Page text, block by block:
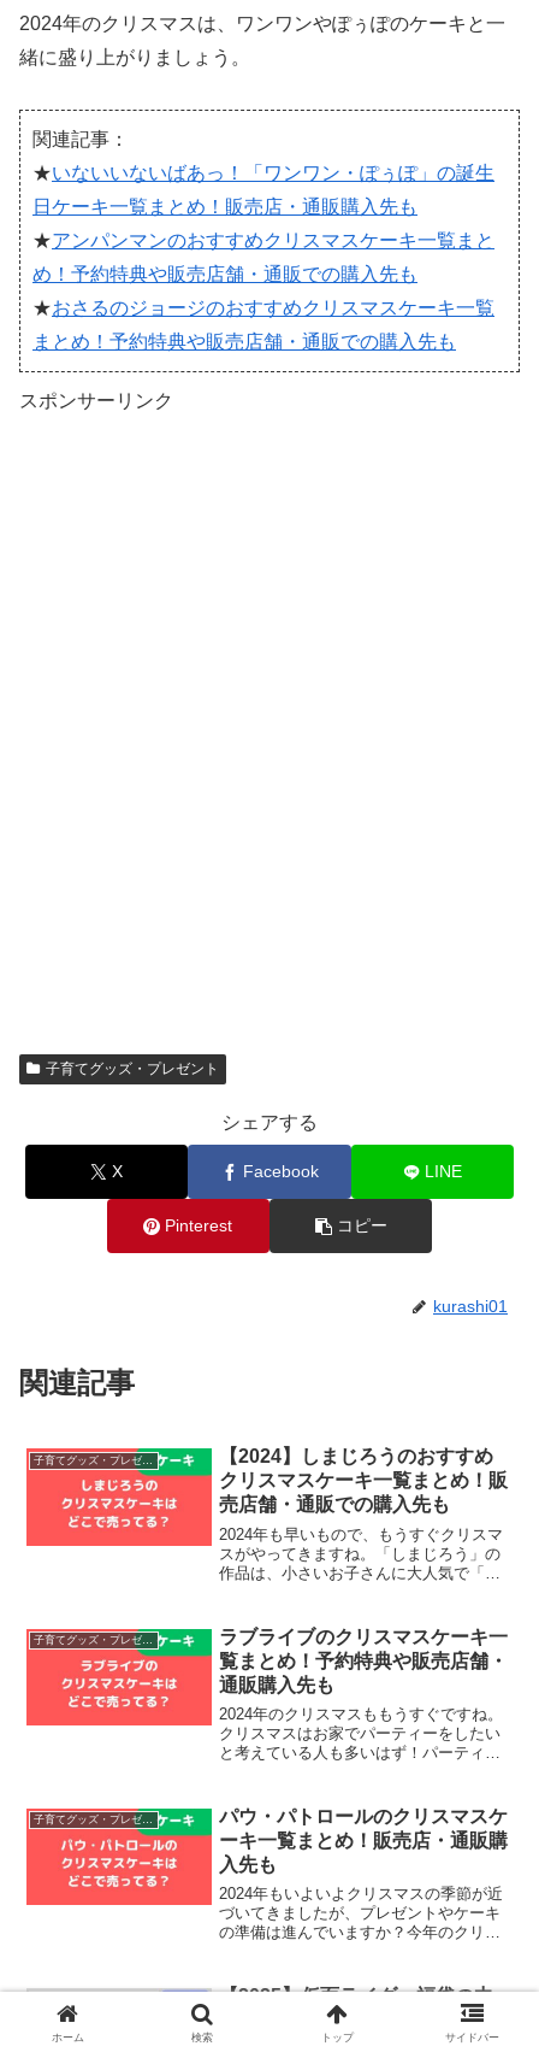
2024年のクリスマスは、ワンワンやぽぅぽのケーキと一
緒に盛り上がりましょう。
関連記事：
★いないいないばあっ！「ワンワン・ぽぅぽ」の誕生
日ケーキ一覧まとめ！販売店・通販購入先も
★アンパンマンのおすすめクリスマスケーキ一覧まと
め！予約特典や販売店舗・通販での購入先も
★おさるのジョージのおすすめクリスマスケーキ一覧
まとめ！予約特典や販売店舗・通販での購入先も
スポンサーリンク
子育てグッズ・プレゼント
シェアする
X Facebook LINE
Pinterest コピー
kurashi01
関連記事
【2024】しまじろうのおすすめ
クリスマスケーキ一覧まとめ！販
売店舗・通販での購入先も
2024年も早いもので、もうすぐクリスマ
スがやってきますね。「しまじろう」の
作品は、小さいお子さんに大人気で「今
お母さんも多いのではないでしょうか？
そこで今回は、「しま...
ラブライブのクリスマスケーキ一
覧まとめ！予約特典や販売店舗・
通販購入先も
2024年のクリスマスももうすぐですね。
クリスマスはお家でパーティーをしたい
と考えている人も多いはず！パーティー
いく女の子に大人気な「ラブライブ！」
のケーキです！そこで...
子育てグッズ・プレゼント
パウ・パトロールのクリスマスケ
ーキ一覧まとめ！販売店・通販購
入先も
2024年もいよいよクリスマスの季節が近
づいてきましたが、プレゼントやケーキ
の準備は進んでいますか？今年のクリス
スマスケーキでパーティーを盛り上げた
い！」と思っている人...
【2025】仮面ライダー福袋の中
身をネタバレ予想！予約方法と購
ホーム 検索 トップ サイドバー